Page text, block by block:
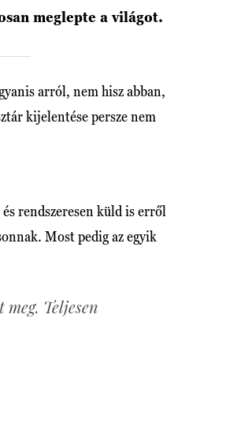
meglepte a világot.
arról, nem hisz abban,
kijelentése persze nem
rendszeresen küld is erről
Most pedig az egyik
Teljesen